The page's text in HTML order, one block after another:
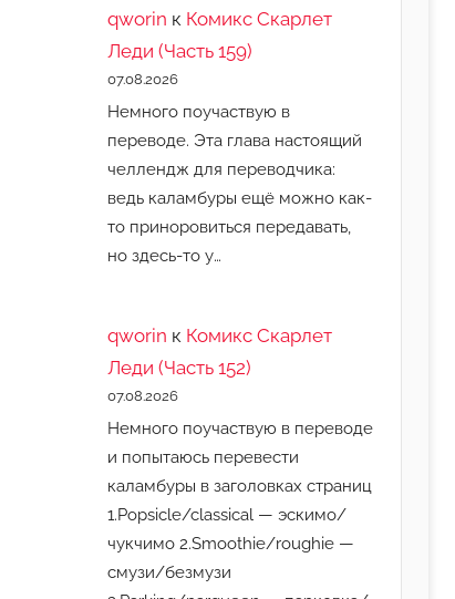
qworin к Комикс Скарлет
Леди (Часть 159)
07.08.2026
Немного поучаствую в
переводе. Эта глава настоящий
челлендж для переводчика:
ведь каламбуры ещё можно как-
то приноровиться передавать,
но здесь-то у…
qworin к Комикс Скарлет
Леди (Часть 152)
07.08.2026
Немного поучаствую в переводе
и попытаюсь перевести
каламбуры в заголовках страниц
1.Popsicle/classical — эскимо/
чукчимо 2.Smoothie/roughie —
смузи/безмузи